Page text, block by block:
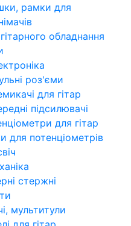
рамки для
обладнання
роз'єми
для гітар
підсилювачі
для гітар
для потенціометрів
стержні
мультитули